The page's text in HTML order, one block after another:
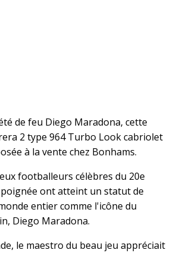
de feu Diego Maradona, cette
2 type 964 Turbo Look cabriolet
à la vente chez Bonhams.
footballeurs célèbres du 20e
poignée ont atteint un statut de
entier comme l'icône du
Diego Maradona.
le maestro du beau jeu appréciait